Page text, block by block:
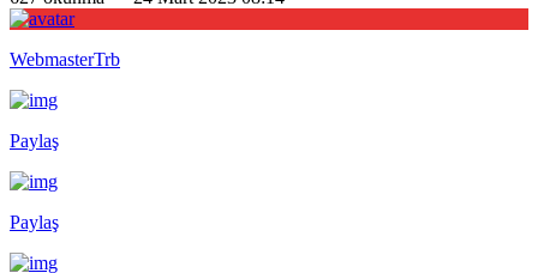
WebmasterTrb
Paylaş
Paylaş